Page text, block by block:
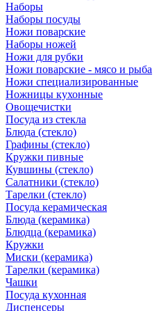
Наборы
Наборы посуды
Ножи поварские
Наборы ножей
Ножи для рубки
Ножи поварские - мясо и рыба
Ножи специализированные
Ножницы кухонные
Овощечистки
Посуда из стекла
Блюда (стекло)
Графины (стекло)
Кружки пивные
Кувшины (стекло)
Салатники (стекло)
Тарелки (стекло)
Посуда керамическая
Блюда (керамика)
Блюдца (керамика)
Кружки
Миски (керамика)
Тарелки (керамика)
Чашки
Посуда кухонная
Диспенсеры